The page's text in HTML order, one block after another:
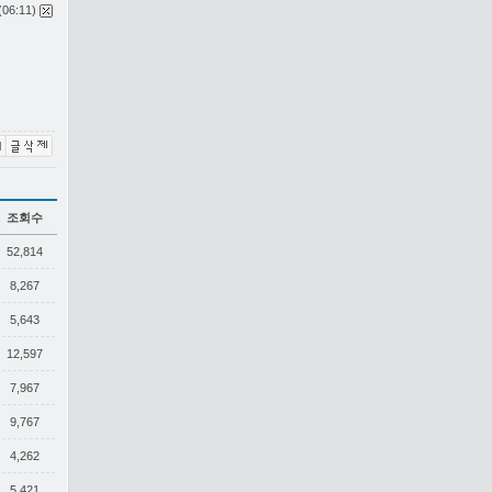
조회수
52,814
8,267
5,643
12,597
7,967
9,767
4,262